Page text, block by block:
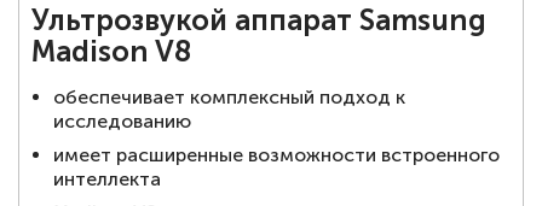
Ультрозвукой аппарат Samsung
Madison V8
обеспечивает комплексный подход к
исследованию
имеет расширенные возможности встроенного
интеллекта